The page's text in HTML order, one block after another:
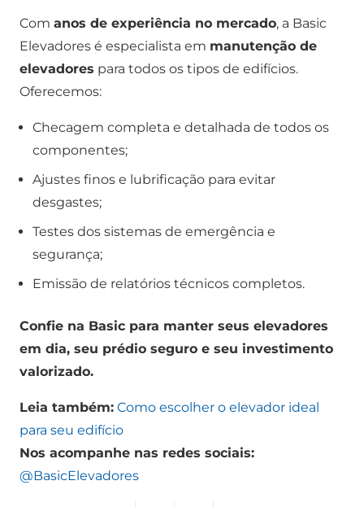
Com anos de experiência no mercado, a Basic
Elevadores é especialista em manutenção de
elevadores para todos os tipos de edifícios.
Oferecemos:
Checagem completa e detalhada de todos os
componentes;
Ajustes finos e lubrificação para evitar
desgastes;
Testes dos sistemas de emergência e
segurança;
Emissão de relatórios técnicos completos.
Confie na Basic para manter seus elevadores
em dia, seu prédio seguro e seu investimento
valorizado.
Leia também: Como escolher o elevador ideal
para seu edifício
Nos acompanhe nas redes sociais:
@BasicElevadores